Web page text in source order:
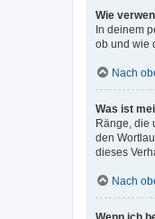
Wie
In deinem
ob und wie
Nach
Was ist
Ränge, die
den
dieses
Nach